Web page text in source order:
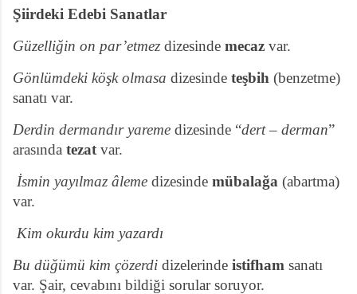
Şiirdeki Edebi Sanatlar
Güzelliğin on par’etmez dizesinde mecaz var.
Gönlümdeki köşk olmasa dizesinde teşbih (benzetme)
sanatı var.
Derdin dermandır yareme dizesinde “dert – derman”
arasında tezat var.
İsmin yayılmaz âleme dizesinde mübalağa (abartma)
var.
Kim okurdu kim yazardı
Bu düğümü kim çözerdi dizelerinde istifham sanatı
var. Şair, cevabını bildiği sorular soruyor.